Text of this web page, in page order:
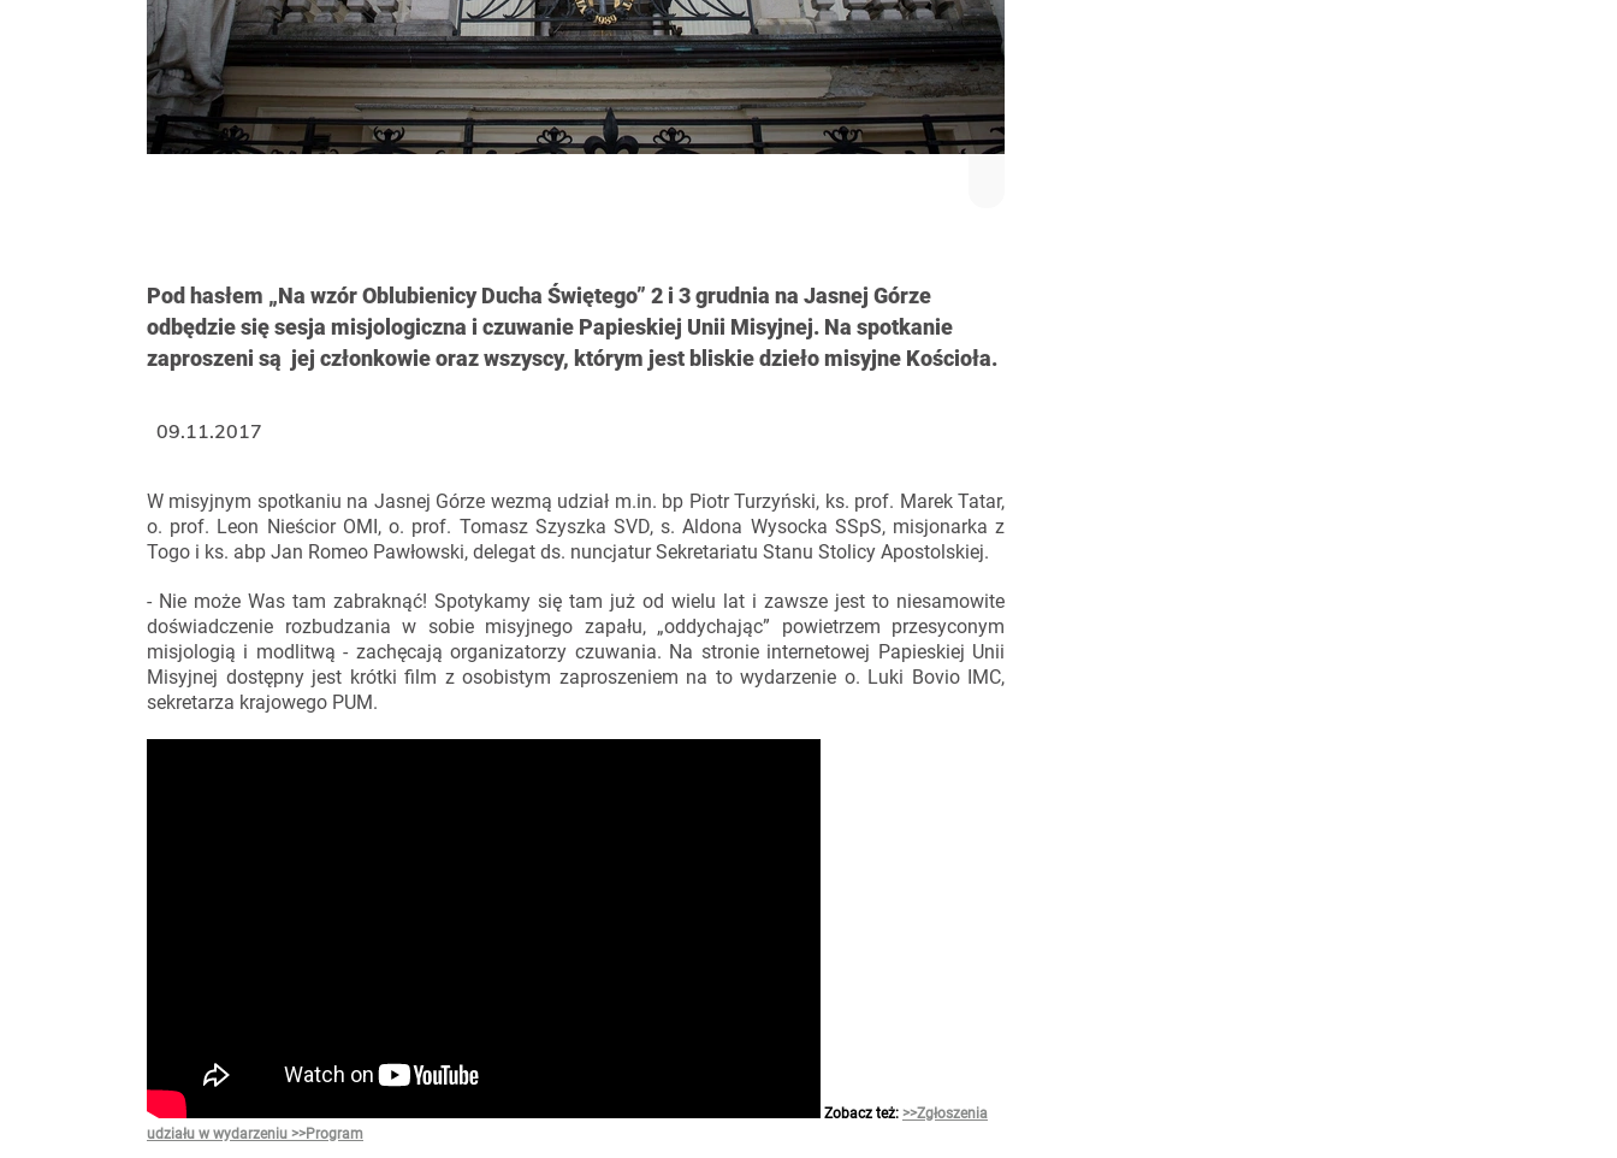
Pod hasłem „Na wzór Oblubienicy Ducha Świętego” 2 i 3 grudnia na Jasnej Górze
odbędzie się sesja misjologiczna i czuwanie Papieskiej Unii Misyjnej. Na spotkanie
zaproszeni są jej członkowie oraz wszyscy, którym jest bliskie dzieło misyjne Kościoła.
W misyjnym spotkaniu na Jasnej Górze wezmą udział m.in. bp Piotr Turzyński, ks. prof. Marek Tatar,
o. prof. Leon Nieścior OMI, o. prof. Tomasz Szyszka SVD, s. Aldona Wysocka SSpS, misjonarka z
Togo i ks. abp Jan Romeo Pawłowski, delegat ds. nuncjatur Sekretariatu Stanu Stolicy Apostolskiej.
- Nie może Was tam zabraknąć! Spotykamy się tam już od wielu lat i zawsze jest to niesamowite
doświadczenie rozbudzania w sobie misyjnego zapału, „oddychając” powietrzem przesyconym
misjologią i modlitwą - zachęcają organizatorzy czuwania. Na stronie internetowej Papieskiej Unii
Misyjnej dostępny jest krótki film z osobistym zaproszeniem na to wydarzenie o. Luki Bovio IMC,
sekretarza krajowego PUM.
Zobacz też: >>Zgłoszenia
udziału w wydarzeniu >>Program
09.11.2017